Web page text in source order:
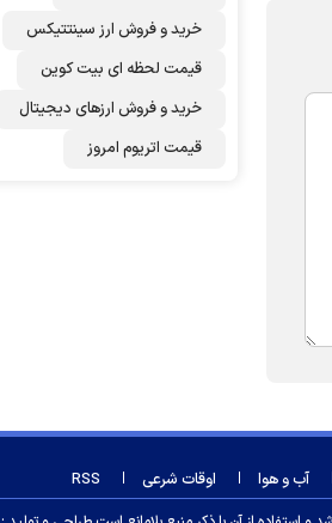
خرید و فروش ارز سینتتیکس
قیمت لحظه ای بیت کوین
خرید و فروش ارزهای دیجیتال
قیمت اتریوم امروز
آب و هوا اوقات شرعی RSS